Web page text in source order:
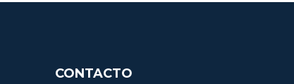
CONTACTO